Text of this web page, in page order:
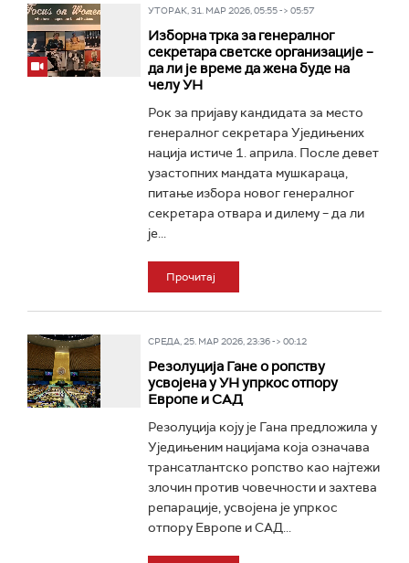
УТОРАК, 31. МАР 2026, 05:55 -> 05:57
Изборна трка за генералног
секретара светске организације –
да ли је време да жена буде на
челу УН
Рок за пријаву кандидата за место
генералног секретара Уједињених
нација истиче 1. априла. После девет
узастопних мандата мушкараца,
питање избора новог генералног
секретара отвара и дилему – да ли
је...
Прочитај
СРЕДА, 25. МАР 2026, 23:36 -> 00:12
Резолуција Гане о ропству
усвојена у УН упркос отпору
Европе и САД
Резолуција коју је Гана предложила у
Уједињеним нацијама која означава
трансатлантско ропство као најтежи
злочин против човечности и захтева
репарације, усвојена је упркос
отпору Европе и САД...